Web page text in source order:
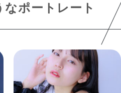
ポートレート